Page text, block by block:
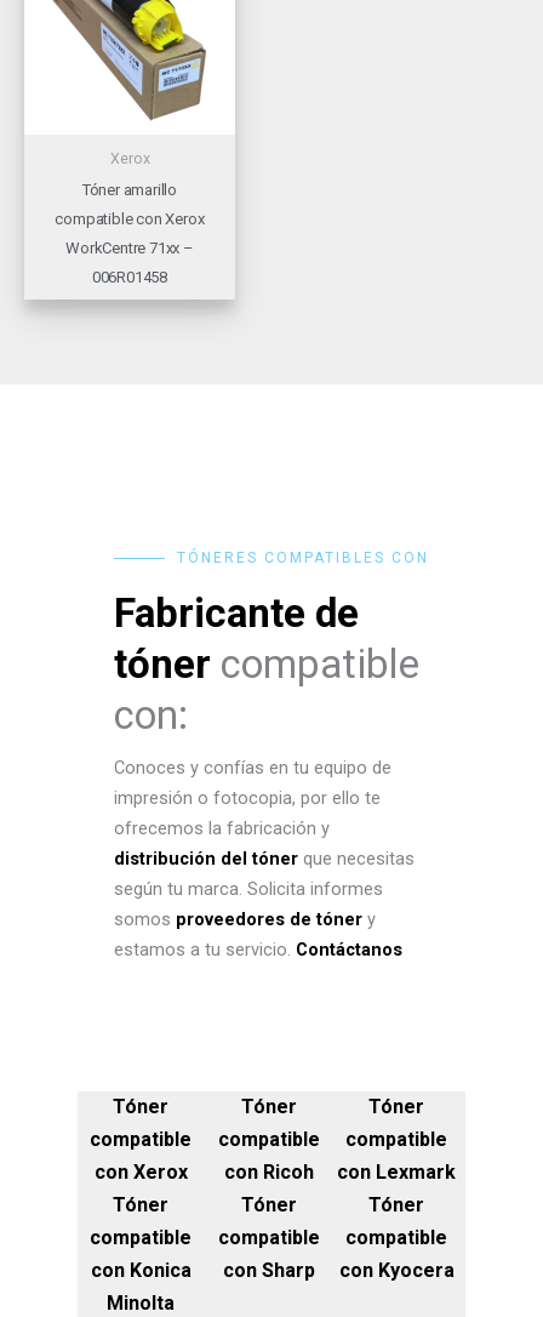
Xerox
Tóner amarillo
compatible con Xerox
WorkCentre 71xx –
006R01458
TÓNERES COMPATIBLES CON
Fabricante de
tóner compatible
con:
Conoces y confías en tu equipo de
impresión o fotocopia, por ello te
ofrecemos la fabricación y
distribución del tóner que necesitas
según tu marca. Solicita informes
somos proveedores de tóner y
estamos a tu servicio. Contáctanos
Tóner
compatible
con Xerox
Tóner
compatible
con Ricoh
Tóner
compatible
con Lexmark
Tóner
compatible
con Konica
Minolta
Tóner
compatible
con Sharp
Tóner
compatible
con Kyocera